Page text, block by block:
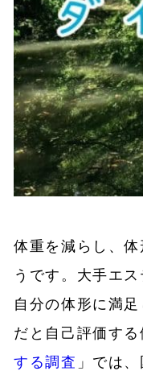
体重を減らし、
うです。大手エ
自分の体形に満
だと自己評価す
する調査 」では